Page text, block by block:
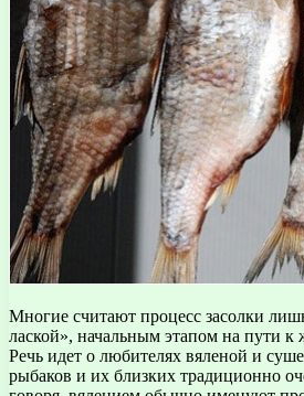
Многие считают процесс засолки
лаской», начальным этапом на пути к
Речь идет о любителях вяленой и
рыбаков и их близких традиционно